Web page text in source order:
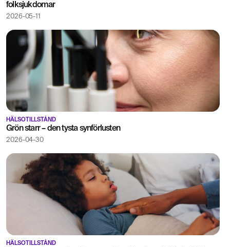
folksjukdomar
2026-05-11
HÄLSOTILLSTÅND
Grön starr – den tysta synförlusten
2026-04-30
HÄLSOTILLSTÅND